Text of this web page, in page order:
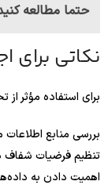
حتما مطالعه
نکاتی برای
برای استفاده مؤثر از
بررسی منابع
تنظیم فرضیات شفاف
اهمیت دادن به